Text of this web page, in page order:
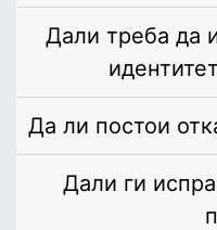
Дали треба да
Да ли постои
Дали ги